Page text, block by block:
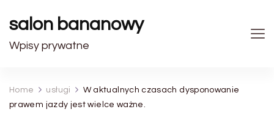
salon bananowy
Wpisy prywatne
Home usługi
W aktualnych czasach dysponowanie
prawem jazdy jest wielce ważne.